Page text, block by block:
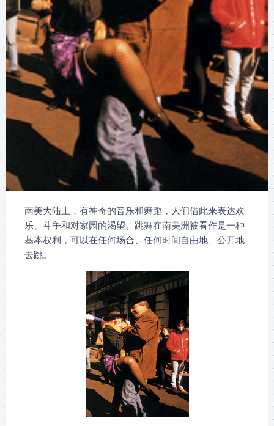
南美大陆上，有神奇的音乐和舞蹈，人们借此来表达欢
乐、斗争和对家园的渴望。跳舞在南美洲被看作是一种
基本权利，可以在任何场合、任何时间自由地、公开地
去跳。